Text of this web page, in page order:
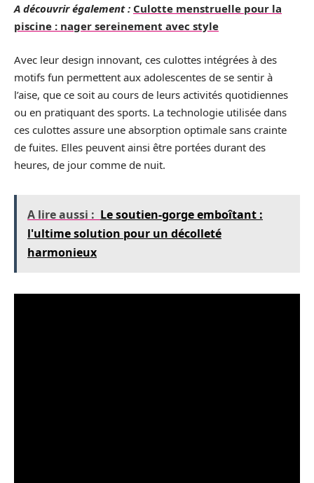
A découvrir également : Culotte menstruelle pour la
piscine : nager sereinement avec style
Avec leur design innovant, ces culottes intégrées à des
motifs fun permettent aux adolescentes de se sentir à
l’aise, que ce soit au cours de leurs activités quotidiennes
ou en pratiquant des sports. La technologie utilisée dans
ces culottes assure une absorption optimale sans crainte
de fuites. Elles peuvent ainsi être portées durant des
heures, de jour comme de nuit.
A lire aussi : Le soutien-gorge emboîtant :
l'ultime solution pour un décolleté
harmonieux